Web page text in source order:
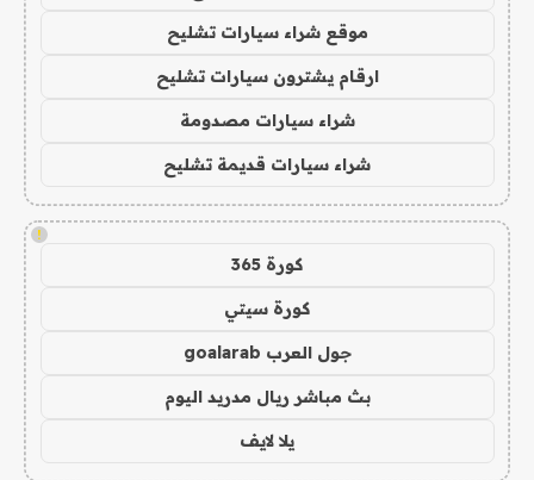
موقع شراء سيارات تشليح
ارقام يشترون سيارات تشليح
شراء سيارات مصدومة
شراء سيارات قديمة تشليح
!
كورة 365
كورة سيتي
جول العرب goalarab
بث مباشر ريال مدريد اليوم
يلا لايف